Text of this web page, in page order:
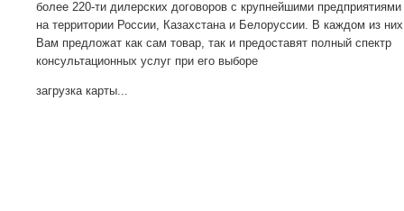
более 220-ти дилерских договоров с крупнейшими предприятиями
на территории России, Казахстана и Белоруссии. В каждом из них
Вам предложат как сам товар, так и предоставят полный спектр
консультационных услуг при его выборе
загрузка карты...